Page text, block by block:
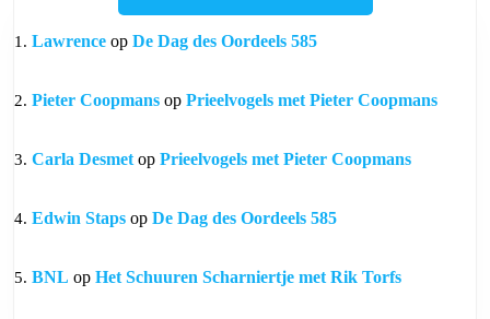
Lawrence op De Dag des Oordeels 585
Pieter Coopmans op Prieelvogels met Pieter Coopmans
Carla Desmet op Prieelvogels met Pieter Coopmans
Edwin Staps op De Dag des Oordeels 585
BNL op Het Schuuren Scharniertje met Rik Torfs